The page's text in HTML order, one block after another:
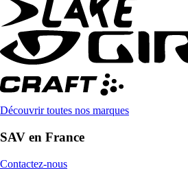
Découvrir toutes nos marques
SAV en France
Contactez-nous